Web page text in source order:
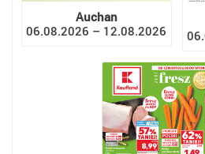
Auchan
06.08.2026 – 12.08.2026